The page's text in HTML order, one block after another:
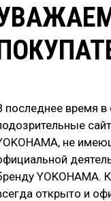
ХАРАКТЕРИСТИКИ
- нешипуемые
S готова
льду и
последнее время в
не
открыто и